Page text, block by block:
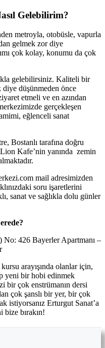
Gelebilirim?
metroyla, otobüsle, vapurla
gelmek zor diye
çok kolay, konumu da çok
gelebilirsiniz. Kaliteli bir
diye düşünmeden önce
etmeli ve en azından
gerçekleşen
eğlenceli sanat
Bostanlı tarafına doğru
Lion Kafe’nin yanında zemin
mail adresimizden
soru işaretlerini
sanat ve sağlıkla dolu günler
No: 426 Bayerler Apartmanı –
arayışında olanlar için,
yeni bir hobi edinmek
bir çok enstrümanın dersi
çok şanslı bir yer, bir çok
istiyorsanız Erturgut Sanat’a
bırakın!